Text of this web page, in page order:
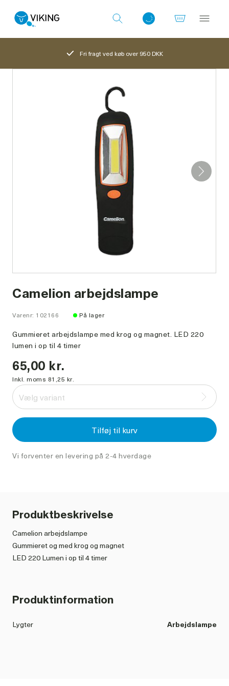
Fri fragt ved køb over 950 DKK
Camelion arbejdslampe
Varenr: 102166 På lager
Gummieret arbejdslampe med krog og magnet. LED 220
lumen i op til 4 timer
65,00 kr.
Inkl. moms 81,25 kr.
Vælg variant
Tilføj til kurv
Vi forventer en levering på 2-4 hverdage
Produktbeskrivelse
Camelion arbejdslampe
Gummieret og med krog og magnet
LED 220 Lumen i op til 4 timer
Produktinformation
Lygter Arbejdslampe